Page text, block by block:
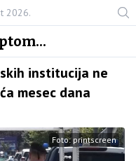
2026.
institucija ne
mesec dana
Foto: printscreen